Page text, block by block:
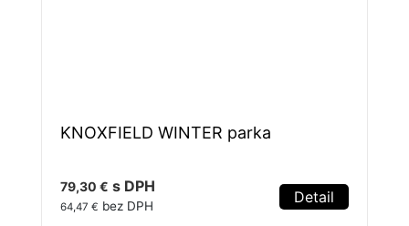
KNOXFIELD WINTER parka
79,30 € s DPH
64,47 € bez DPH Detail